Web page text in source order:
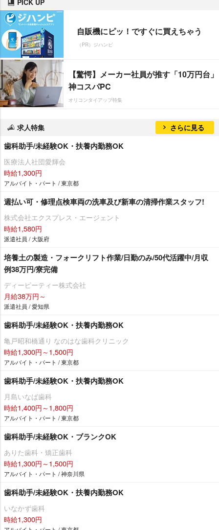
自販機にピッ！ですぐに買えちゃう
（PR）ジハンピ
【驚愕】メーカー社員が推す「10万円台」
神コスパPC
オリコンタイアップ特集
求人特集 さらに見る
歯科助手/未経験OK・扶養内勤務OK
医療法人社団愛輝会
時給1,300円
アルバイト・パート / 東京都
週払い可・修理点検車両の洗車及び新車の清掃作業スタッフ!
株式会社エクスプレス・エージェント
時給1,580円
派遣社員 / 大阪府
培養土の製造・フォークリフト作業/日勤のみ/50代活躍中/月収
例38万円/寮完備
ディーピーティー株式会社
月給38万円～
派遣社員 / 愛知県
歯科助手/未経験OK・扶養内勤務OK
亀戸昭和橋通り なのはな歯科クリニック
時給1,300円～1,500円
アルバイト・パート / 東京都
歯科助手/未経験OK・扶養内勤務OK
月島いなば歯科
時給1,400円～1,800円
アルバイト・パート / 東京都
歯科助手/未経験OK・ブランクOK
ありた歯科・矯正歯科
時給1,300円～1,500円
アルバイト・パート / 神奈川県
歯科助手/未経験OK・扶養内勤務OK
いなかず歯科
時給1,300円